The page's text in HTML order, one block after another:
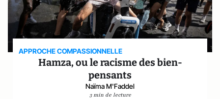
APPROCHE COMPASSIONNELLE
Hamza, ou le racisme des bien-
pensants
Naïma M'Faddel
3 min de lecture